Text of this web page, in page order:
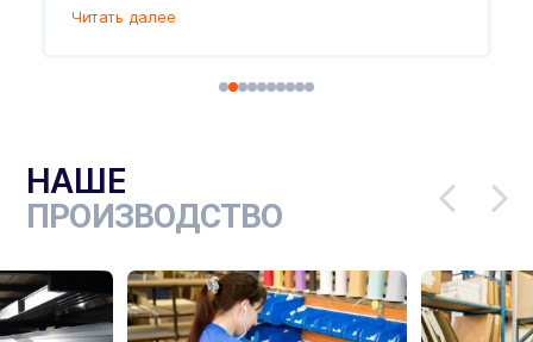
Читать далее
НАШЕ
ПРОИЗВОДСТВО